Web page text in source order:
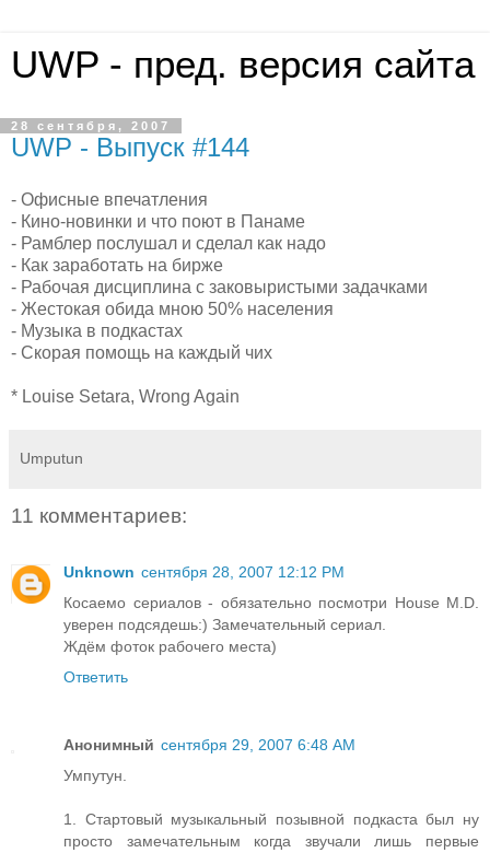
UWP - пред. версия сайта
28 сентября, 2007
UWP - Выпуск #144
- Офисные впечатления
- Кино-новинки и что поют в Панаме
- Рамблер послушал и сделал как надо
- Как заработать на бирже
- Рабочая дисциплина с заковыристыми задачками
- Жестокая обида мною 50% населения
- Музыка в подкастах
- Скорая помощь на каждый чих
* Louise Setara, Wrong Again
Umputun
11 комментариев:
Unknown сентября 28, 2007 12:12 PM
Косаемо сериалов - обязательно посмотри House M.D.
уверен подсядешь:) Замечательный сериал.
Ждём фоток рабочего места)
Ответить
Анонимный сентября 29, 2007 6:48 AM
Умпутун.
1. Стартовый музыкальный позывной подкаста был ну
просто замечательным когда звучали лишь первые